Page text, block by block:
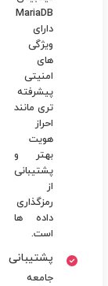
MariaDB
دارای
ویژگی
های
امنیتی
پیشرفته
تری مانند
احراز
هویت
بهتر و
پشتیبانی
از
رمزگذاری
داده ها
است.
پشتیبانی
جامعه